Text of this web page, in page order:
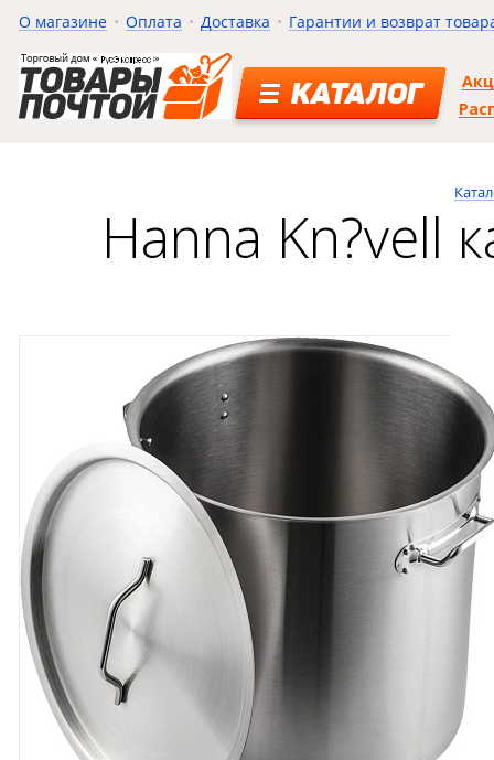
О магазине Оплата Доставка Гарантии и возврат
КАТАЛОГ
Hanna Kn?vell